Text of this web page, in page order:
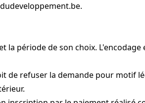
.
période de son choix.
de refuser la demande pour motif